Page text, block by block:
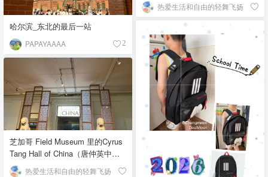
哈尔滨_东北的最后一站
PAPAYAAAA 2
热爱生活和自由的轻舞飞扬
芝加哥 Field Museum 里的Cyrus
Tang Hall of China（唐仲英中国
馆） 热爱生活和自由的轻舞飞扬